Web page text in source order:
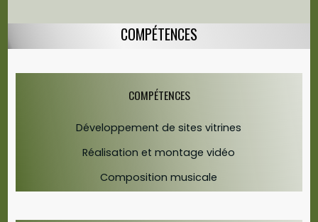
COMPÉTENCES
COMPÉTENCES
Développement de sites vitrines
Réalisation et montage vidéo
Composition musicale